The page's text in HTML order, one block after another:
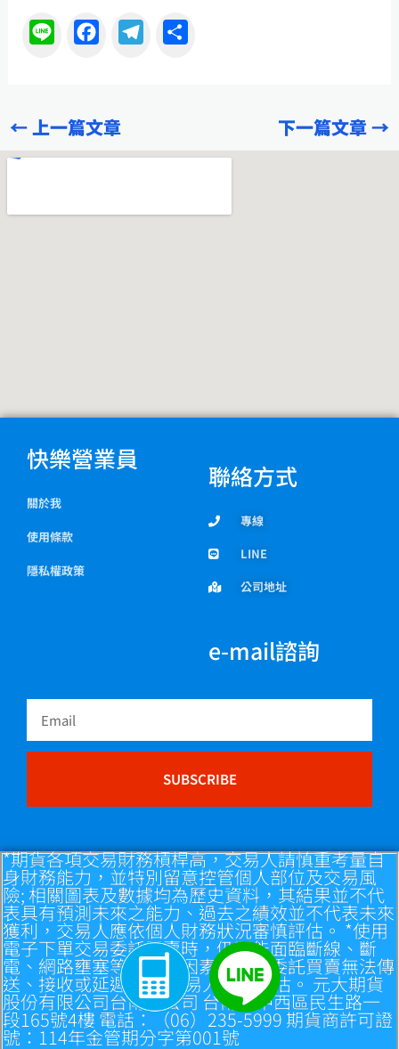
b
o
r
←上一篇文章 下一篇文章→
快樂營業員
關於我
使用條款
隱私權政策
聯絡方式
專線
LINE
公司地址
e-mail諮詢
Email
SUBSCRIBE
*期貨各項交易財務槓桿高，交易人請慎重考量自
身財務能力，並特別留意控管個人部位及交易風
險; 相關圖表及數據均為歷史資料，其結果並不代
表具有預測未來之能力、過去之績效並不代表未來
獲利，交易人應依個人財務狀況審慎評估。 *使用
電子下單交易委託買賣時，仍可能面臨斷線、斷
電、網路壅塞等不確定因素，致使委託買賣無法傳
送、接收或延遲， 請交易人自行評估。 元大期貨
股份有限公司台南分公司 台南市中西區民生路一
段165號4樓 電話：（06）235-5999 期貨商許可證
號：114年金管期分字第001號